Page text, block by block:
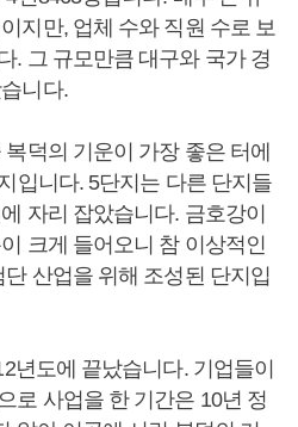
지만, 업체 수와 직원 수로 보
. 그 규모만큼 대구와 국가 경
니다.
덕의 기운이 가장 좋은 터에
입니다. 5단지는 다른 단지들
자리 잡았습니다. 금호강이
크게 들어오니 참 이상적인
산업을 위해 조성된 단지입
년도에 끝났습니다. 기업들이
로 사업을 한 기간은 10년 정